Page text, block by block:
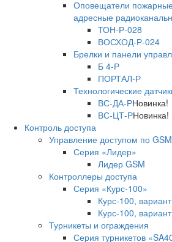
Оповещатели
адресные
ТОН-Р-028
ВОСХОД-Р-024
Брелки и панели
Б 4-Р
ПОРТАЛ-Р
Технологические
ВС-ДА-РНовинка!
ВС-ЦТ-РНовинка!
Контроль доступа
Управление доступом по
Серия «Лидер»
Лидер GSM
Контроллеры доступа
Серия «Курс-100»
Курс-100,
Курс-100,
Турникеты и ограждения
Серия турникетов